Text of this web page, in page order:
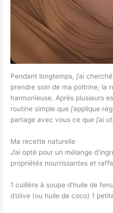
Pendant longtemps, j’ai
prendre soin de ma poitrine, la
harmonieuse. Après plusieurs
routine simple que j’applique
partage avec vous ce que j’ai
Ma recette naturelle
J’ai opté pour un mélange
propriétés nourrissantes et
1 cuillère à soupe d’huile de
d’olive (ou huile de coco) 1